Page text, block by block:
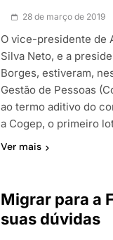
28 de março de 2019
O vice-presidente de
Silva Neto, e a
Borges, estiveram,
Gestão de Pessoas
ao termo aditivo do
a Cogep, o primeiro
Ver mais
Migrar para a
suas dúvidas